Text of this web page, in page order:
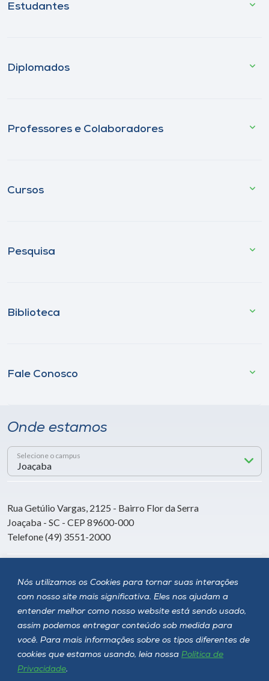
Nós utilizamos os Cookies para tornar suas interações
com nosso site mais significativa. Eles nos ajudam a
entender melhor como nosso website está sendo usado,
assim podemos entregar conteúdo sob medida para
você. Para mais informações sobre os tipos diferentes de
cookies que estamos usando, leia nossa Política de
Privacidade.
Estudantes
Diplomados
Professores e Colaboradores
Cursos
Pesquisa
Biblioteca
Fale Conosco
Onde estamos
Selecione o campus
Rua Getúlio Vargas, 2125 - Bairro Flor da Serra
Joaçaba - SC - CEP 89600-000
Telefone (49) 3551-2000
Siga a Unoesc